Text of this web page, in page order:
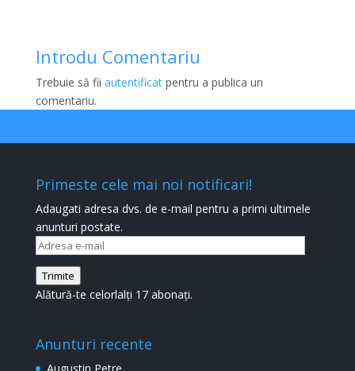
Introdu Comentariu
Trebuie să fii autentificatpentru a publica un
comentariu.
Primeste cele mai noi notificari!
Adaugati adresa dvs. de e-mail pentru a primi ultimele
anunturi postate.
Adresa
e-
mail
Trimite
Alătură-te celorlalți 17 abonați.
Anunturi recente
Augustin Petre